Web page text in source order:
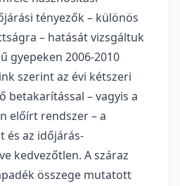
tényezők – különös
– hatását vizsgáltuk
gyepeken 2006-2010
szerint az évi kétszeri
betakarítással – vagyis a
előírt rendszer – a
és az időjárás-
kedvezőtlen. A száraz
összege mutatott